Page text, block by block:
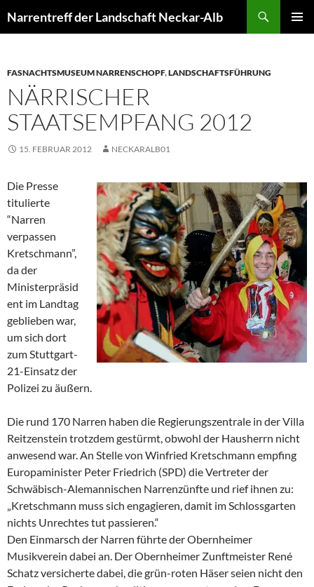
Inhalt
Narrentreff der Landschaft Neckar-Alb
FASNACHTSMUSEUM NARRENSCHOPF,LANDSCHAFTSFÜHRUNG
NÄRRISCHER
STAATSEMPFANG 2012
15. FEBRUAR 2012 NECKARALB01
Die Presse
titulierte
“Narren
verpassen
Kretschmann”,
da der
Ministerpräsid
ent im Landtag
geblieben war,
um sich dort
zum Stuttgart-
21-Einsatz der
Polizei zu äußern.
Die rund 170 Narren haben die Regierungszentrale in der Villa
Reitzenstein trotzdem gestürmt, obwohl der Hausherrn nicht
anwesend war. An Stelle von Winfried Kretschmann empfing
Europaminister Peter Friedrich (SPD) die Vertreter der
Schwäbisch-Alemannischen Narrenzünfte und rief ihnen zu:
„Kretschmann muss sich engagieren, damit im Schlossgarten
nichts Unrechtes tut passieren.“
Den Einmarsch der Narren führte der Obernheimer
Musikverein dabei an. Der Obernheimer Zunftmeister René
Schatz versicherte dabei, die grün-roten Häser seien nicht den